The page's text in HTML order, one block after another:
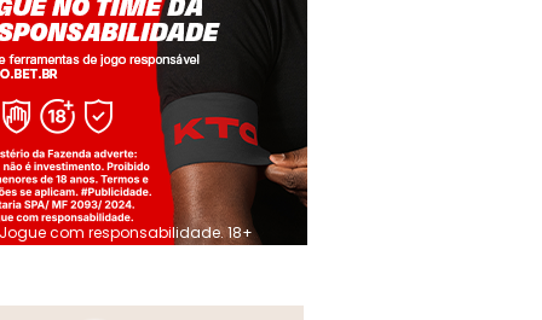
Jogue com responsabilidade. 18+